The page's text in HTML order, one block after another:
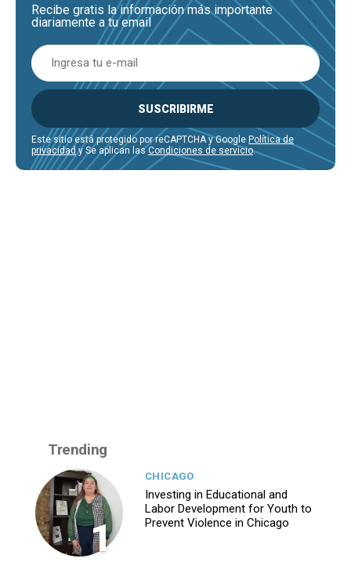
Recibe gratis la información más importante
diariamente a tu email
SUSCRIBIRME
Este sitio está protegido por reCAPTCHA y Google Política de
privacidad y Se aplican lasCondiciones de servicio.
Trending
1
CHICAGO
Investing in Educational and
Labor Development for Youth to
Prevent Violence in Chicago